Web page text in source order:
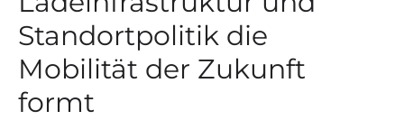
Standortpolitik die
Mobilität der Zukunft
formt